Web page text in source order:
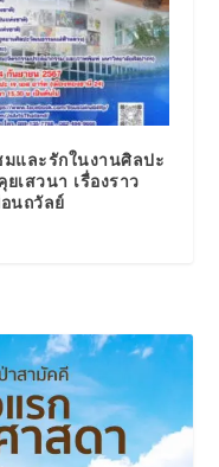
และรักในงานศิลปะ
เสวนา เรื่องราว
นถวัลย์